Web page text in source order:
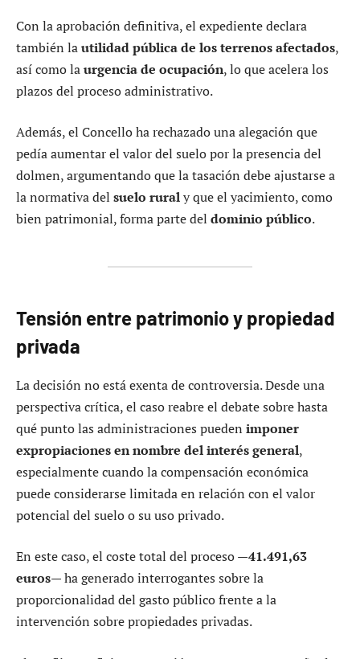
Con la aprobación definitiva, el expediente declara
también lautilidad pública de los terrenos afectados,
así como laurgencia de ocupación, lo que acelera los
plazos del proceso administrativo.
Además, el Concello ha rechazado una alegación que
pedía aumentar el valor del suelo por la presencia del
dolmen, argumentando que la tasación debe ajustarse a
la normativa del suelo ruraly que el yacimiento, como
bien patrimonial, forma parte del dominio público.
Tensión entre patrimonio y propiedad
privada
La decisión no está exenta de controversia. Desde una
perspectiva crítica, el caso reabre el debate sobre hasta
qué punto las administraciones pueden imponer
expropiaciones en nombre del interés general,
especialmente cuando la compensación económica
puede considerarse limitada en relación con el valor
potencial del suelo o su uso privado.
En este caso, el coste total del proceso —41.491,63
euros— ha generado interrogantes sobre la
proporcionalidad del gasto público frente a la
intervención sobre propiedades privadas.